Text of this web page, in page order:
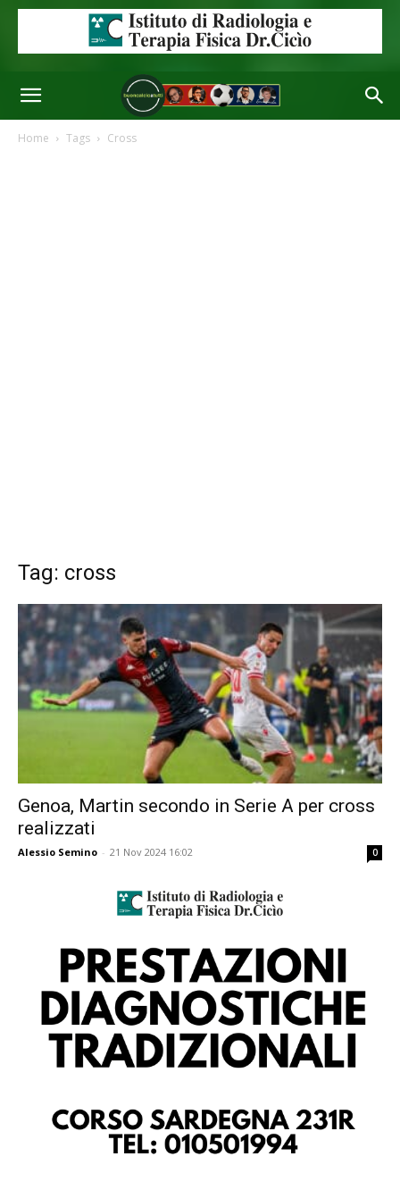
Home Tags Cross
Tag: cross
Genoa, Martin secondo in Serie A per cross
realizzati
Alessio Semino - 21 Nov 2024 16:02 0